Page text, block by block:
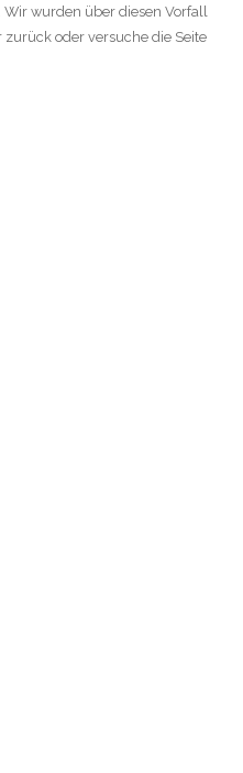
wurden über diesen Vorfall
oder versuche die Seite